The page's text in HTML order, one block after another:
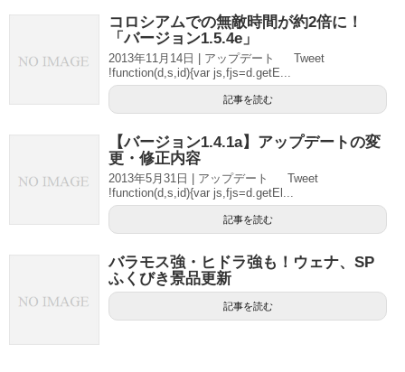
コロシアムでの無敵時間が約2倍に！
「バージョン1.5.4e」
2013年11月14日 | アップデート Tweet
!function(d,s,id){var js,fjs=d.getE...
記事を読む
【バージョン1.4.1a】アップデートの変
更・修正内容
2013年5月31日 | アップデート Tweet
!function(d,s,id){var js,fjs=d.getEl...
記事を読む
バラモス強・ヒドラ強も！ウェナ、SP
ふくびき景品更新
記事を読む